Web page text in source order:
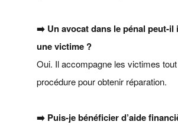
➡️ Un avocat dans le pénal peut-
une victime ?
Oui. Il accompagne les victimes
procédure pour obtenir réparation.
➡️ Puis-je bénéficier d’aide